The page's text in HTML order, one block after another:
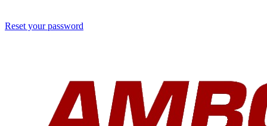
Reset your password